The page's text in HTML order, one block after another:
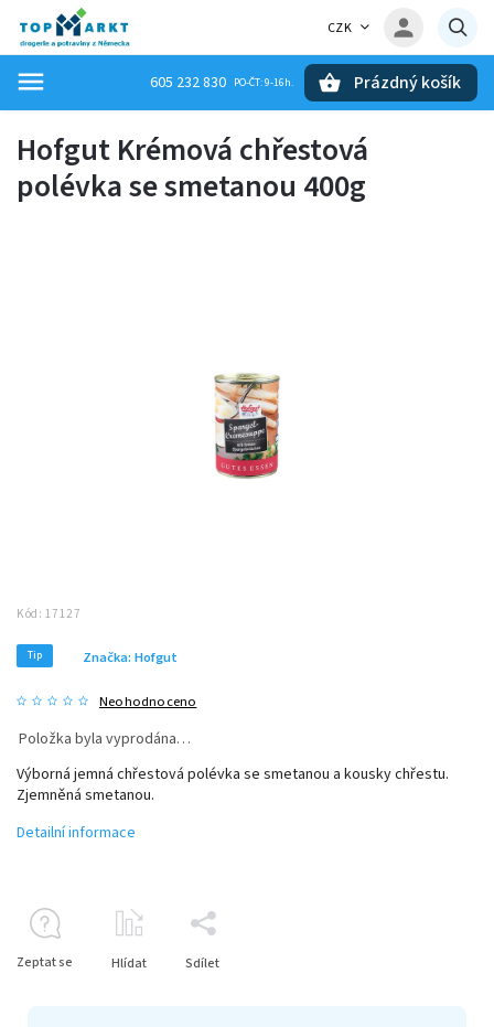
CZK
605 232 830 Prázdný košík
Hofgut Krémová chřestová
polévka se smetanou 400g
Kód: 17127
Tip
Neohodnoceno
Značka: Hofgut
Položka byla vyprodána…
Výborná jemná chřestová polévka se smetanou a kousky chřestu.
Zjemněná smetanou.
Detailní informace
Zeptat se Hlídat Sdílet